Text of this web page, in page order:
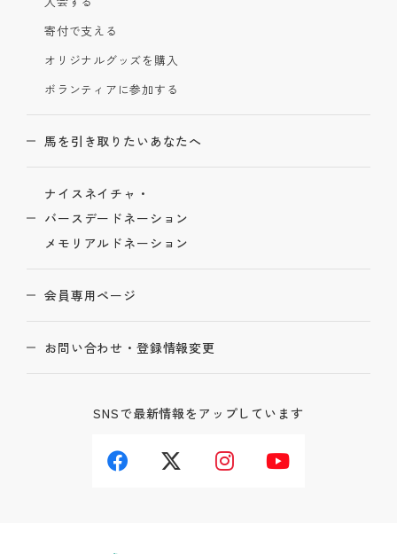
寄付で支える
オリジナルグッズを購入
ボランティアに参加する
馬を引き取りたいあなたへ
ナイスネイチャ・
バースデードネーション
メモリアルドネーション
会員専用ページ
お問い合わせ・登録情報変更
SNSで最新情報をアップしています